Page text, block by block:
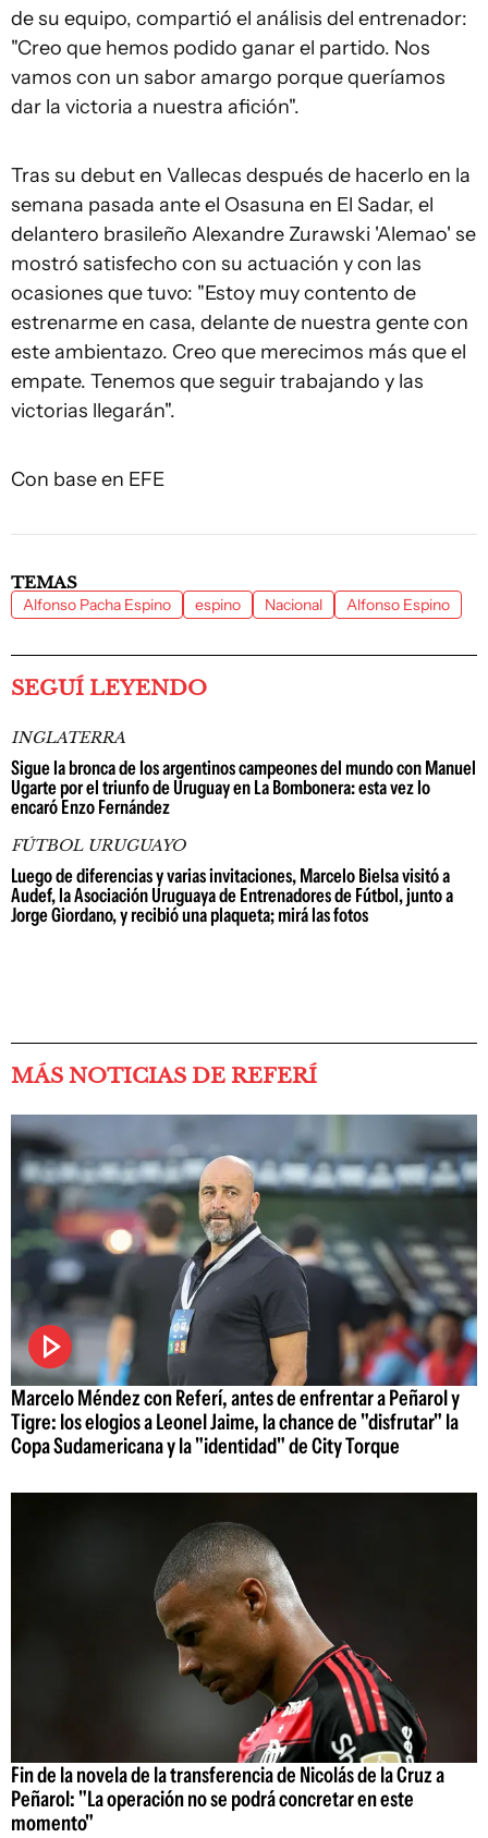
de su equipo, compartió el análisis del entrenador:
"Creo que hemos podido ganar el partido. Nos
vamos con un sabor amargo porque queríamos
dar la victoria a nuestra afición".
Tras su debut en Vallecas después de hacerlo en la
semana pasada ante el Osasuna en El Sadar, el
delantero brasileño Alexandre Zurawski 'Alemao' se
mostró satisfecho con su actuación y con las
ocasiones que tuvo: "Estoy muy contento de
estrenarme en casa, delante de nuestra gente con
este ambientazo. Creo que merecimos más que el
empate. Tenemos que seguir trabajando y las
victorias llegarán".
Con base en EFE
TEMAS
Alfonso Pacha Espino espino Nacional Alfonso Espino
SEGUÍ LEYENDO
INGLATERRA
Sigue la bronca de los argentinos campeones del mundo con Manuel
Ugarte por el triunfo de Uruguay en La Bombonera: esta vez lo
encaró Enzo Fernández
FÚTBOL URUGUAYO
Luego de diferencias y varias invitaciones, Marcelo Bielsa visitó a
Audef, la Asociación Uruguaya de Entrenadores de Fútbol, junto a
Jorge Giordano, y recibió una plaqueta; mirá las fotos
MÁS NOTICIAS DE REFERÍ
Marcelo Méndez con Referí, antes de enfrentar a Peñarol y
Tigre: los elogios a Leonel Jaime, la chance de "disfrutar" la
Copa Sudamericana y la "identidad" de City Torque
Fin de la novela de la transferencia de Nicolás de la Cruz a
Peñarol: "La operación no se podrá concretar en este
momento"